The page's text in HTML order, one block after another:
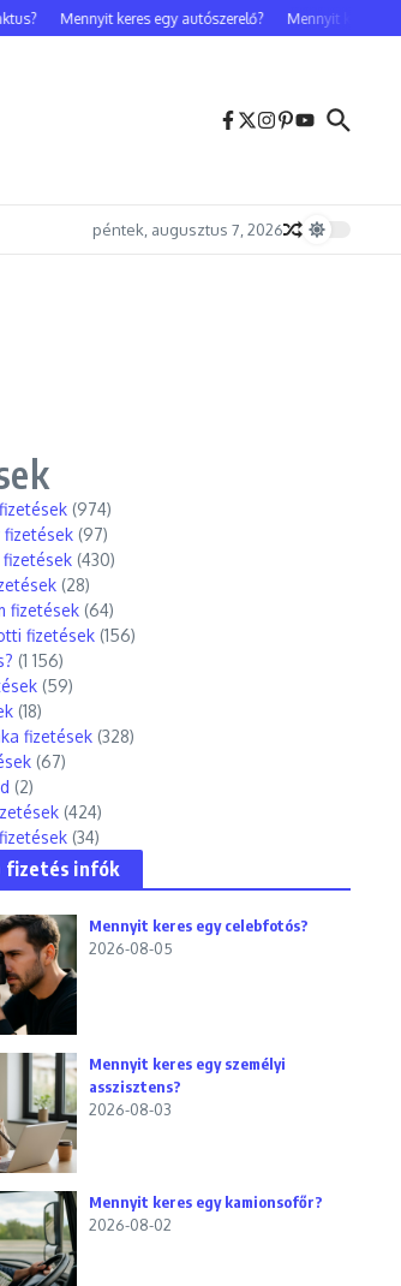
Mennyit keres egy autószerelő? Mennyit keres egy
péntek, augusztus 7, 2026
(974)
fizetések (97)
fizetések (430)
(28)
fizetések (64)
fizetések (156)
(1 156)
(59)
(18)
fizetések (328)
(67)
(2)
(424)
(34)
fizetés infók
Mennyit keres egy celebfotós?
2026-08-05
Mennyit keres egy személyi
asszisztens?
2026-08-03
Mennyit keres egy kamionsofőr?
2026-08-02